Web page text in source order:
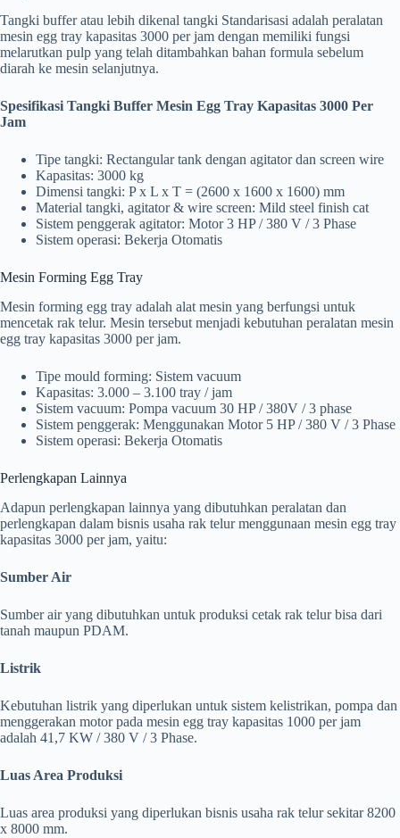
Tangki buffer atau lebih dikenal tangki Standarisasi adalah peralatan
mesin egg tray kapasitas 3000 per jam dengan memiliki fungsi
melarutkan pulp yang telah ditambahkan bahan formula sebelum
diarah ke mesin selanjutnya.
Spesifikasi Tangki Buffer Mesin Egg Tray Kapasitas 3000 Per
Jam
Tipe tangki: Rectangular tank dengan agitator dan screen wire
Kapasitas: 3000 kg
Dimensi tangki: P x L x T = (2600 x 1600 x 1600) mm
Material tangki, agitator & wire screen: Mild steel finish cat
Sistem penggerak agitator: Motor 3 HP / 380 V / 3 Phase
Sistem operasi: Bekerja Otomatis
Mesin Forming Egg Tray
Mesin forming egg tray adalah alat mesin yang berfungsi untuk
mencetak rak telur. Mesin tersebut menjadi kebutuhan peralatan mesin
egg tray kapasitas 3000 per jam.
Tipe mould forming: Sistem vacuum
Kapasitas: 3.000 – 3.100 tray / jam
Sistem vacuum: Pompa vacuum 30 HP / 380V / 3 phase
Sistem penggerak: Menggunakan Motor 5 HP / 380 V / 3 Phase
Sistem operasi: Bekerja Otomatis
Perlengkapan Lainnya
Adapun perlengkapan lainnya yang dibutuhkan peralatan dan
perlengkapan dalam bisnis usaha rak telur menggunaan mesin egg tray
kapasitas 3000 per jam, yaitu:
Sumber Air
Sumber air yang dibutuhkan untuk produksi cetak rak telur bisa dari
tanah maupun PDAM.
Listrik
Kebutuhan listrik yang diperlukan untuk sistem kelistrikan, pompa dan
menggerakan motor pada mesin egg tray kapasitas 1000 per jam
adalah 41,7 KW / 380 V / 3 Phase.
Luas Area Produksi
Luas area produksi yang diperlukan bisnis usaha rak telur sekitar 8200
x 8000 mm.